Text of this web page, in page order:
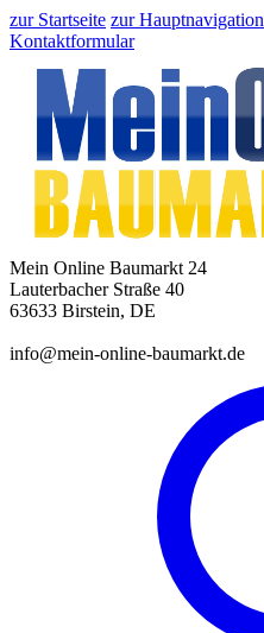
zur Startseite zur Hauptnavigation
Kontaktformular
Mein Online Baumarkt 24
Lauterbacher Straße 40
63633 Birstein, DE
info@mein-online-baumarkt.de